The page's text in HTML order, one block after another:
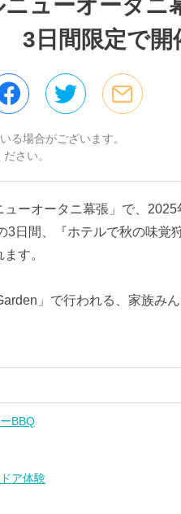
ューオータニ
日間限定で開
る場合がございます。
さい。
ーオータニ幕張」で、2025
3日間、『ホテルで秋の味覚
す。
」で行われる、家族み
BBQ
ア体験